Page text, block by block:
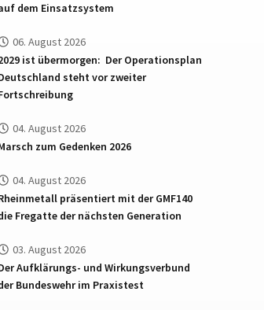
dem Einsatzsystem
06. August 2026
ist übermorgen: Der Operationsplan
steht vor zweiter
04. August 2026
zum Gedenken 2026
04. August 2026
präsentiert mit der GMF140
Fregatte der nächsten Generation
03. August 2026
Aufklärungs- und Wirkungsverbund
Bundeswehr im Praxistest